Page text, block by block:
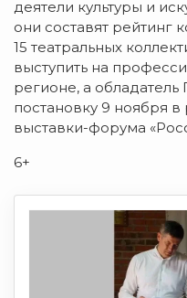
деятели культуры и
они составят рейтинг
15 театральных
выступить на
регионе, а
постановку 9 ноября
выставки-форума
6+